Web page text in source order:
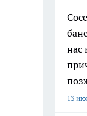
нас
13